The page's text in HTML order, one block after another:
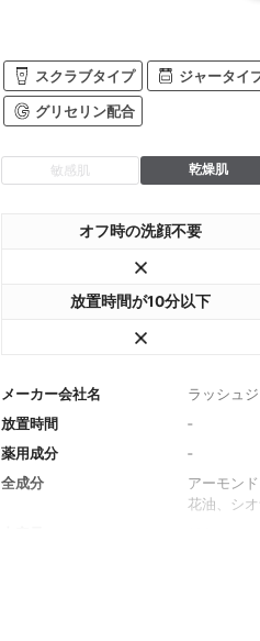
スクラブタイプ ジャータイ
グリセリン配合
敏感肌 乾燥肌
オフ時の洗顔不要
放置時間が10分以下
メーカー会社名
ラッシュ
放置時間
‐
薬用成分
‐
全成分
アーモン
花油、シ
ローズと